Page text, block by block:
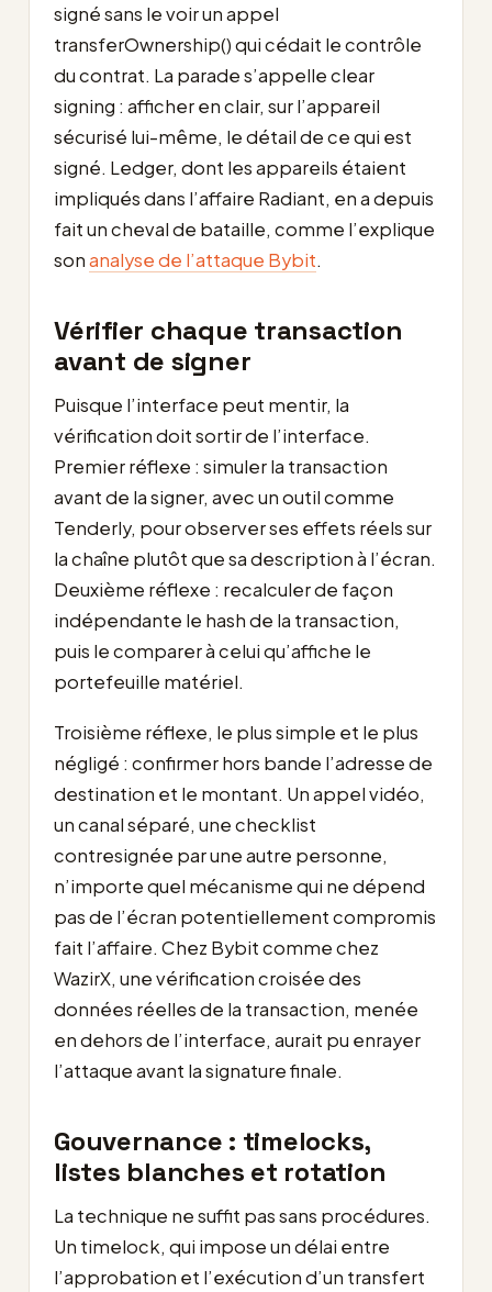
signé sans le voir un appel
transferOwnership() qui cédait le contrôle
du contrat. La parade s’appelle clear
signing : afficher en clair, sur l’appareil
sécurisé lui-même, le détail de ce qui est
signé. Ledger, dont les appareils étaient
impliqués dans l’affaire Radiant, en a depuis
fait un cheval de bataille, comme l’explique
sonanalyse de l’attaque Bybit.
Vérifier chaque transaction
avant de signer
Puisque l’interface peut mentir, la
vérification doit sortir de l’interface.
Premier réflexe : simuler la transaction
avant de la signer, avec un outil comme
Tenderly, pour observer ses effets réels sur
la chaîne plutôt que sa description à l’écran.
Deuxième réflexe : recalculer de façon
indépendante le hash de la transaction,
puis le comparer à celui qu’affiche le
portefeuille matériel.
Troisième réflexe, le plus simple et le plus
négligé : confirmer hors bande l’adresse de
destination et le montant. Un appel vidéo,
un canal séparé, une checklist
contresignée par une autre personne,
n’importe quel mécanisme qui ne dépend
pas de l’écran potentiellement compromis
fait l’affaire. Chez Bybit comme chez
WazirX, une vérification croisée des
données réelles de la transaction, menée
en dehors de l’interface, aurait pu enrayer
l’attaque avant la signature finale.
Gouvernance : timelocks,
listes blanches et rotation
La technique ne suffit pas sans procédures.
Un timelock, qui impose un délai entre
l’approbation et l’exécution d’un transfert